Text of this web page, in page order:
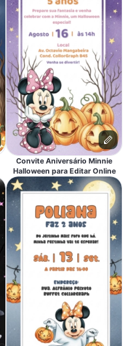
Convite Aniversário Minnie
Halloween para Editar Online